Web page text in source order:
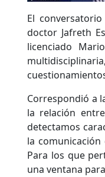
El
doctor Jafreth
licenciado
Correspondió a
la relación
detectamos
la
Para los que
una ventana